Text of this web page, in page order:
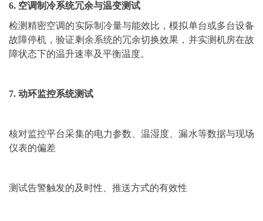
6. 空调制冷系统冗余与温变测试
检测精密空调的实际制冷量与能效比，模拟单台或多台设备
故障停机，验证剩余系统的冗余切换效果，并实测机房在故
障状态下的温升速率及平衡温度。
7. 动环监控系统测试
核对监控平台采集的电力参数、温湿度、漏水等数据与现场
仪表的偏差
测试告警触发的及时性、推送方式的有效性